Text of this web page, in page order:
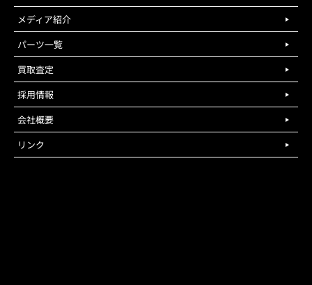
メディア紹介
パーツ一覧
買取査定
採用情報
会社概要
リンク